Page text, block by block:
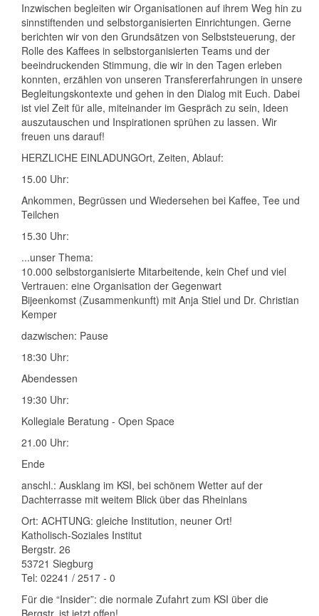
Inzwischen begleiten wir Organisationen auf ihrem Weg hin zu
sinnstiftenden und selbstorganisierten Einrichtungen. Gerne
berichten wir von den Grundsätzen von Selbststeuerung, der
Rolle des Kaffees in selbstorganisierten Teams und der
beeindruckenden Stimmung, die wir in den Tagen erleben
konnten, erzählen von unseren Transfererfahrungen in unsere
Begleitungskontexte und gehen in den Dialog mit Euch. Dabei
ist viel Zeit für alle, miteinander im Gespräch zu sein, Ideen
auszutauschen und Inspirationen sprühen zu lassen. Wir
freuen uns darauf!
HERZLICHE EINLADUNGOrt, Zeiten, Ablauf:
15.00 Uhr:
Ankommen, Begrüssen und Wiedersehen bei Kaffee, Tee und
Teilchen
15.30 Uhr:
...unser Thema:
10.000 selbstorganisierte Mitarbeitende, kein Chef und viel
Vertrauen: eine Organisation der Gegenwart
Bijeenkomst (Zusammenkunft) mit Anja Stiel und Dr. Christian
Kemper
dazwischen: Pause
18:30 Uhr:
Abendessen
19:30 Uhr:
Kollegiale Beratung - Open Space
21.00 Uhr:
Ende
anschl.: Ausklang im KSI, bei schönem Wetter auf der
Dachterrasse mit weitem Blick über das Rheinlans
Ort: ACHTUNG: gleiche Institution, neuner Ort!
Katholisch-Soziales Institut
Bergstr. 26
53721 Siegburg
Tel: 02241 / 2517 - 0
Für die “Insider”: die normale Zufahrt zum KSI über die
Bergstr. ist jetzt offen!